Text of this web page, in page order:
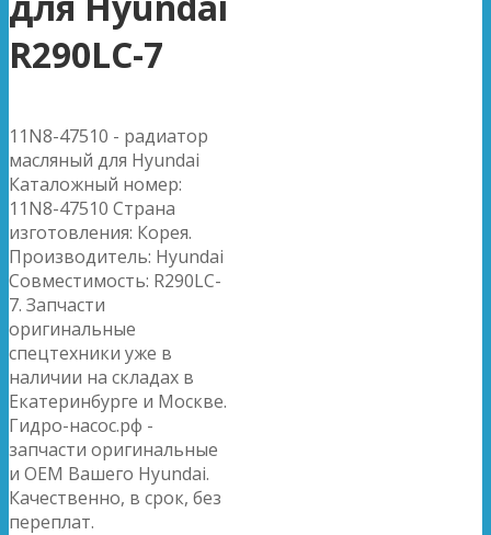
R290LC-7
11N8-47510 - радиатор
масляный для Hyundai
Каталожный номер:
11N8-47510 Страна
изготовления: Корея.
Производитель: Hyundai
Совместимость: R290LC-
7. Запчасти
оригинальные
спецтехники уже в
наличии на складах в
Екатеринбурге и Москве.
Гидро-насос.рф -
запчасти оригинальные
и OEM Вашего Hyundai.
Качественно, в срок, без
переплат.